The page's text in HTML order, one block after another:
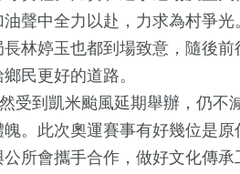
聲中全力以赴，力求為村爭光
林婷玉也都到場致意，隨後前
民更好的道路。
到凱米颱風延期舉辦，仍不
。此次奧運賽事有好幾位是原
所會攜手合作，做好文化傳承
412+
旅遊
501 +
財經及消費